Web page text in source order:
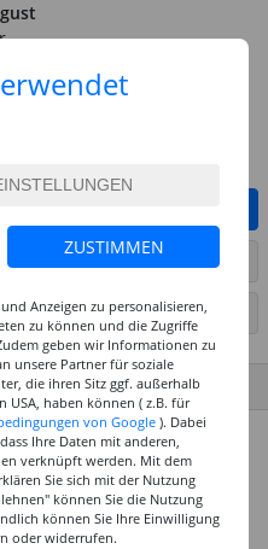
SETZEN
wie z.B. Masken
ZUSTIMMEN
Anzeigen zu personalisieren,
zu können und die Zugriffe
geben wir Informationen zu
unsere Partner für soziale
die ihren Sitz ggf. außerhalb
USA, haben können ( z.B. für
von Google ). Dabei
Ihre Daten mit anderen,
verknüpft werden. Mit dem
Sie sich mit der Nutzung
können Sie die Nutzung
können Sie Ihre Einwilligung
oder widerrufen.